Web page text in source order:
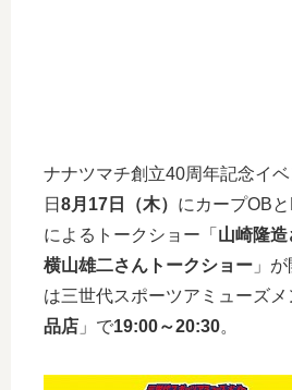
ナナツマチ創立40周年記念イ
日 8月17日（木） にカープOB
によるトークショー「 山崎隆
横山雄二さんトークショー 」
は三世代スポーツアミューズメ
品店 」で19:00～20:30。